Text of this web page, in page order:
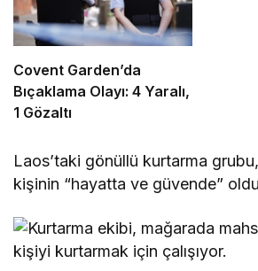
Covent Garden’da
Bıçaklama Olayı: 4 Yaralı,
1 Gözaltı
Laos’taki gönüllü kurtarma
kişinin “hayatta ve güvende”